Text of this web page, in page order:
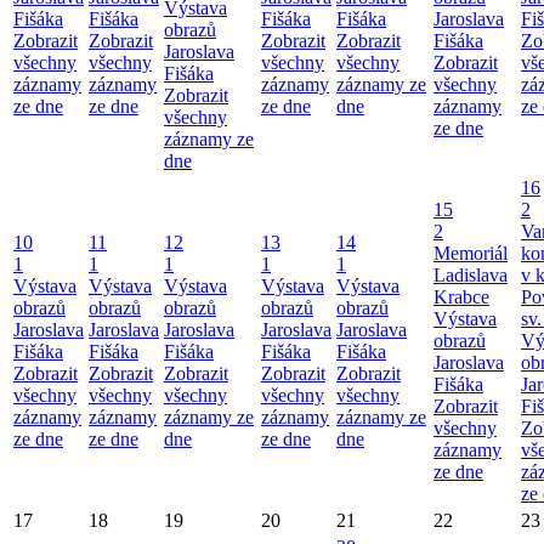
Fišáka
Zobrazit
všechny
záznamy
ze dne
Fišáka
Zobrazit
všechny
záznamy
ze dne
Výstava
obrazů
Jaroslava
Fišáka
Zobrazit
všechny
záznamy ze
dne
Fišáka
Zobrazit
všechny
záznamy
ze dne
Fišáka
Zobrazit
všechny
záznamy ze
dne
Jaroslava
Fišáka
Zobrazit
všechny
záznamy
ze dne
ze
10
1
Výstava
obrazů
Jaroslava
Fišáka
Zobrazit
všechny
záznamy
ze dne
11
1
Výstava
obrazů
Jaroslava
Fišáka
Zobrazit
všechny
záznamy
ze dne
12
1
Výstava
obrazů
Jaroslava
Fišáka
Zobrazit
všechny
záznamy ze
dne
13
1
Výstava
obrazů
Jaroslava
Fišáka
Zobrazit
všechny
záznamy
ze dne
14
1
Výstava
obrazů
Jaroslava
Fišáka
Zobrazit
všechny
záznamy ze
dne
15
2
Memoriál
Ladislava
Krabce
Výstava
obrazů
Jaroslava
Fišáka
Zobrazit
všechny
záznamy
ze dne
16
2
v
ze
17
18 19 20 21 22
23